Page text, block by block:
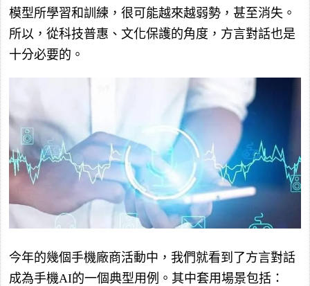
模型所學習和訓練，很可能越來越弱勢，甚至消失。
所以，從科技普惠、文化保護的角度，方言對話也是
十分必要的。
今年的幾個手機廠商活動中，我們就看到了方言對話
成為手機AI的一個典型用例。其中套用場景包括：